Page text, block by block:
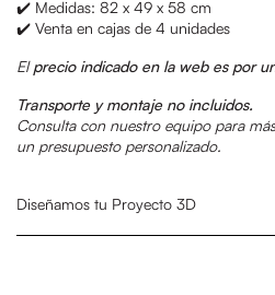
✔️ Medidas: 82 x 49 x 58 cm
✔️ Venta en cajas de 4 unidades
Elprecio indicado en la web es por
Transporte y montaje no incluidos.
Consulta con nuestro equipo para
un presupuesto personalizado.
Diseñamos tu Proyecto 3D